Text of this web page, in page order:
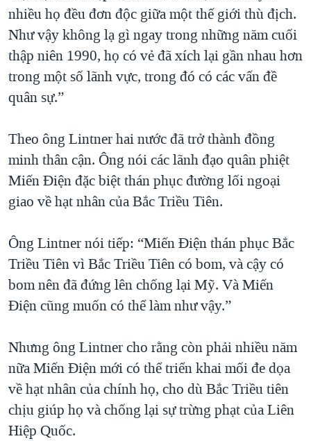
nhiều họ đều đơn độc giữa một thế giới thù địch.
Như vậy không lạ gì ngay trong những năm cuối
thập niên 1990, họ có vẻ đã xích lại gần nhau hơn
trong một số lãnh vực, trong đó có các vấn đề
quân sự.”
Theo ông Lintner hai nước đã trở thành đồng
minh thân cận. Ông nói các lãnh đạo quân phiệt
Miến Điện đặc biệt thán phục đường lối ngoại
giao về hạt nhân của Bắc Triều Tiên.
Ông Lintner nói tiếp: “Miến Điện thán phục Bắc
Triều Tiên vì Bắc Triều Tiên có bom, và cậy có
bom nên đã đứng lên chống lại Mỹ. Và Miến
Điện cũng muốn có thể làm như vậy.”
Nhưng ông Lintner cho rằng còn phải nhiều năm
nữa Miến Điện mới có thể triển khai mối đe dọa
về hạt nhân của chính họ, cho dù Bắc Triều tiên
chịu giúp họ và chống lại sự trừng phạt của Liên
Hiệp Quốc.